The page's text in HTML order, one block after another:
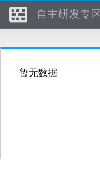
自主研发专区
暂无数据